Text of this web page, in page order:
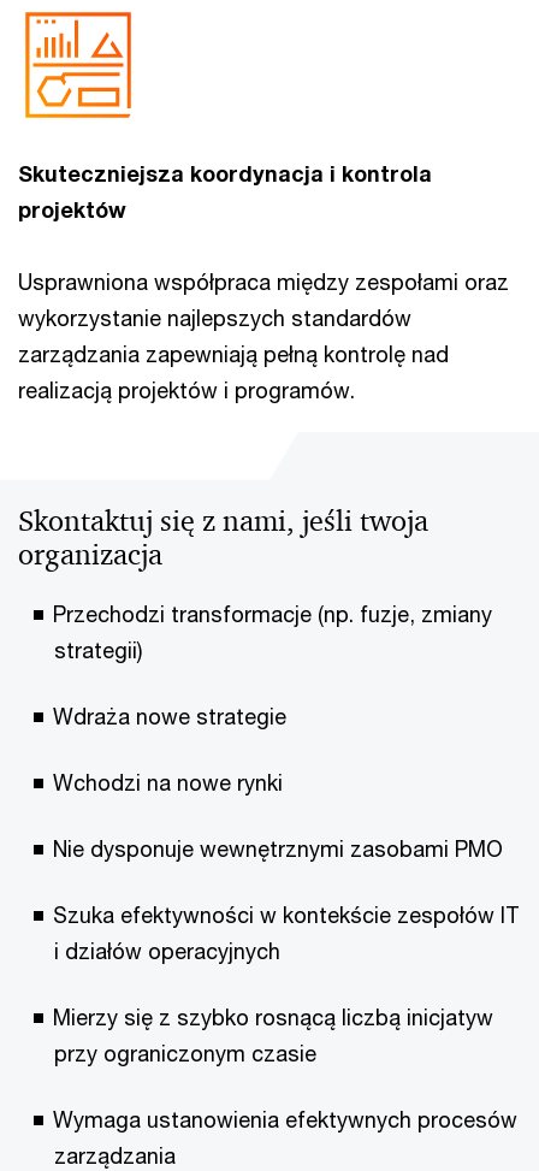
Skuteczniejsza koordynacja i kontrola
projektów
Usprawniona współpraca między zespołami oraz
wykorzystanie najlepszych standardów
zarządzania zapewniają pełną kontrolę nad
realizacją projektów i programów.
Skontaktuj się z nami, jeśli twoja
organizacja
Przechodzi transformacje (np. fuzje, zmiany
strategii)
Wdraża nowe strategie
Wchodzi na nowe rynki
Nie dysponuje wewnętrznymi zasobami PMO
Szuka efektywności w kontekście zespołów IT
i działów operacyjnych
Mierzy się z szybko rosnącą liczbą inicjatyw
przy ograniczonym czasie
Wymaga ustanowienia efektywnych procesów
zarządzania